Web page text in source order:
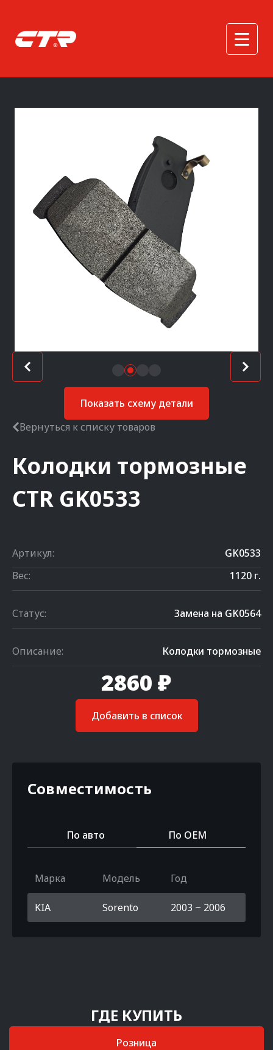
Показать схему детали
Вернуться к списку товаров
Колодки тормозные
CTR GK0533
Артикул:
GK0533
Вес:
1120 г.
Статус: Замена на GK0564
Описание: Колодки тормозные
2860 ₽
Добавить в список
Совместимость
По авто По OEM
Марка Модель Год
KIA Sorento 2003 ~ 2006
ГДЕ КУПИТЬ
Розница